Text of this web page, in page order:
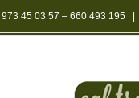
973 45 03 57 – 660 493 195